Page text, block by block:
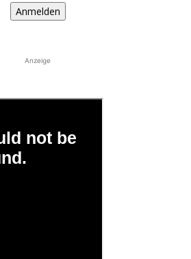
Anmelden
Anzeige